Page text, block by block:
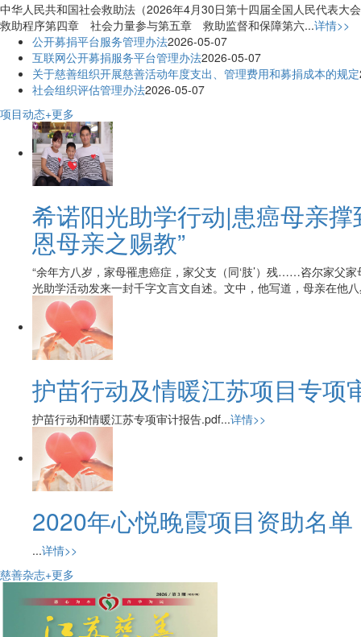
中华人民共和国社会救助法（2026年4月30日第十四届全国人民代
救助程序第四章 社会力量参与第五章 救助监督和保障第六...详情>>
公开募捐平台服务管理办法2026-05-07
互联网公开募捐服务平台管理办法2026-05-07
关于慈善组织开展慈善活动年度支出、管理费用和募捐成本的规定
社会组织评估管理办法2026-05-07
项目动态+更多
希诺阳光助学行动|患癌母亲
恩母亲之赐教”
“余年方八岁，家母罹患癌症，家父支（同‘肢’）残……咨尔家父
光助学活动发来一封千字文言文自述。文中，他写道，母亲在他
护苗行动及情暖江苏项目专项
护苗行动和情暖江苏专项审计报告.pdf...详情>>
2020年心悦晚霞项目资助名单
...详情>>
慈善杂志+更多